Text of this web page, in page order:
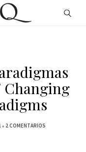
Changing
2 COMENTARIOS